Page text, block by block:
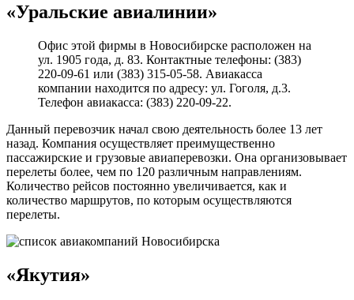
«Уральские авиалинии»
Офис этой фирмы в Новосибирске расположен на
ул. 1905 года, д. 83. Контактные телефоны: (383)
220-09-61 или (383) 315-05-58. Авиакасса
компании находится по адресу: ул. Гоголя, д.3.
Телефон авиакасса: (383) 220-09-22.
Данный перевозчик начал свою деятельность более 13 лет
назад. Компания осуществляет преимущественно
пассажирские и грузовые авиаперевозки. Она организовывает
перелеты более, чем по 120 различным направлениям.
Количество рейсов постоянно увеличивается, как и
количество маршрутов, по которым осуществляются
перелеты.
«Якутия»